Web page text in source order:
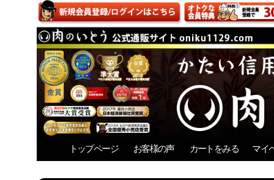
トップページ お客様の声 カートをみる マイ